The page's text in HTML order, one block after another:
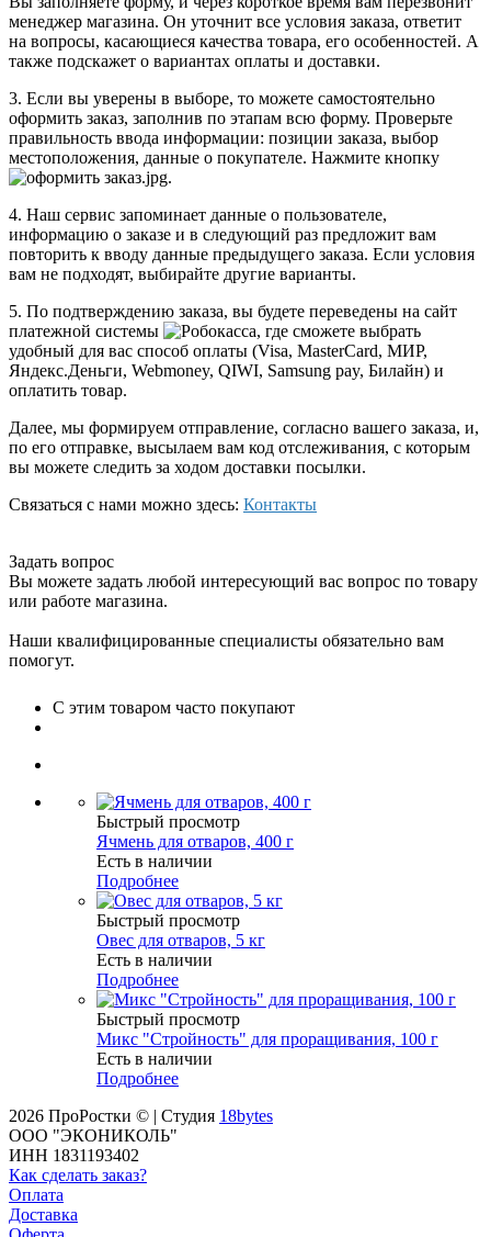
менеджер магазина. Он уточнит все условия заказа, ответит
на вопросы, касающиеся качества товара, его особенностей. А
также подскажет о вариантах оплаты и доставки.
3. Если вы уверены в выборе, то можете самостоятельно
оформить заказ, заполнив по этапам всю форму. Проверьте
правильность ввода информации: позиции заказа, выбор
местоположения, данные о покупателе. Нажмите кнопку
.
4. Наш сервис запоминает данные о пользователе,
информацию о заказе и в следующий раз предложит вам
повторить к вводу данные предыдущего заказа. Если условия
вам не подходят, выбирайте другие варианты.
5. По подтверждению заказа, вы будете переведены на сайт
платежной системы
, где сможете выбрать
удобный для вас способ оплаты (Visa, MasterCard, МИР,
Яндекс.Деньги, Webmoney, QIWI, Samsung pay, Билайн) и
оплатить товар.
Далее, мы формируем отправление, согласно вашего заказа, и,
по его отправке, высылаем вам код отслеживания, с которым
вы можете следить за ходом доставки посылки.
Связаться с нами можно здесь: Контакты
Задать вопрос
Вы можете задать любой интересующий вас вопрос по товару
или работе магазина.
Наши квалифицированные специалисты обязательно вам
помогут.
С этим товаром часто покупают
Быстрый просмотр
Ячмень для отваров, 400 г
Есть в наличии
Подробнее
Быстрый просмотр
Овес для отваров, 5 кг
Есть в наличии
Подробнее
Быстрый просмотр
Микс "Стройность" для проращивания, 100 г
Есть в наличии
Подробнее
2026 ПроРостки © | Студия 18bytes
ООО "ЭКОНИКОЛЬ"
ИНН 1831193402
Как сделать заказ?
Оплата
Доставка